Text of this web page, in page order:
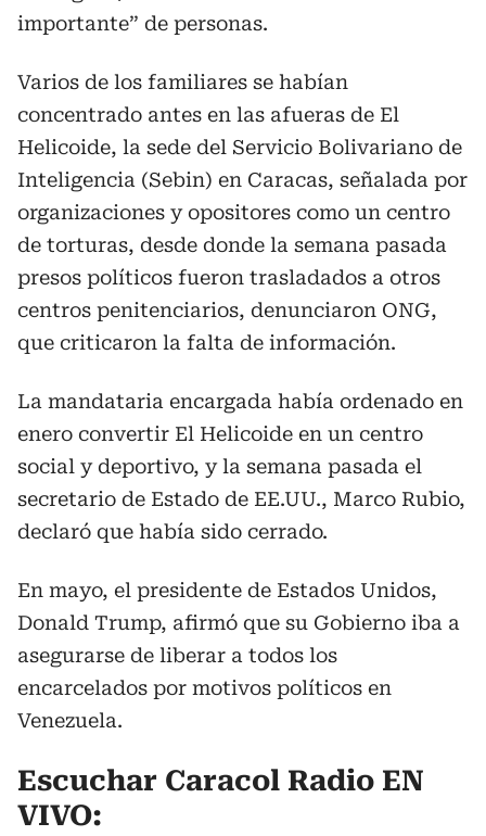
importante” de personas.
Varios de los familiares se habían
concentrado antes en las afueras de El
Helicoide, la sede del Servicio Bolivariano de
Inteligencia (Sebin) en Caracas, señalada por
organizaciones y opositores como un centro
de torturas, desde donde la semana pasada
presos políticos fueron trasladados a otros
centros penitenciarios, denunciaron ONG,
que criticaron la falta de información.
La mandataria encargada había ordenado en
enero convertir El Helicoide en un centro
social y deportivo, y la semana pasada el
secretario de Estado de EE.UU., Marco Rubio,
declaró que había sido cerrado.
En mayo, el presidente de Estados Unidos,
Donald Trump, afirmó que su Gobierno iba a
asegurarse de liberar a todos los
encarcelados por motivos políticos en
Venezuela.
Escuchar Caracol Radio EN
VIVO: